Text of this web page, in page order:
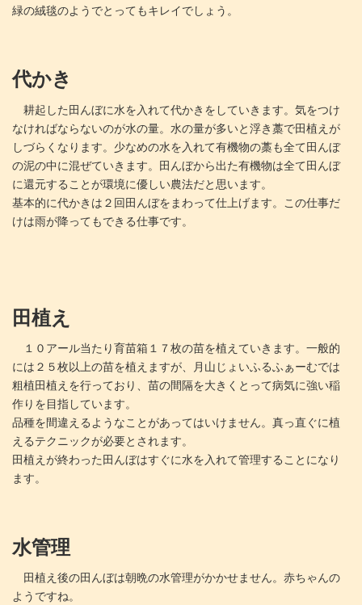
緑の絨毯のようでとってもキレイでしょう。
代かき
耕起した田んぼに水を入れて代かきをしていきます。気をつけ
なければならないのが水の量。水の量が多いと浮き藁で田植えが
しづらくなります。少なめの水を入れて有機物の藁も全て田んぼ
の泥の中に混ぜていきます。田んぼから出た有機物は全て田んぼ
に還元することが環境に優しい農法だと思います。
基本的に代かきは２回田んぼをまわって仕上げます。この仕事だ
けは雨が降ってもできる仕事です。
田植え
１０アール当たり育苗箱１７枚の苗を植えていきます。一般的
には２５枚以上の苗を植えますが、月山じょいふるふぁーむでは
粗植田植えを行っており、苗の間隔を大きくとって病気に強い稲
作りを目指しています。
品種を間違えるようなことがあってはいけません。真っ直ぐに植
えるテクニックが必要とされます。
田植えが終わった田んぼはすぐに水を入れて管理することになり
ます。
水管理
田植え後の田んぼは朝晩の水管理がかかせません。赤ちゃんの
ようですね。